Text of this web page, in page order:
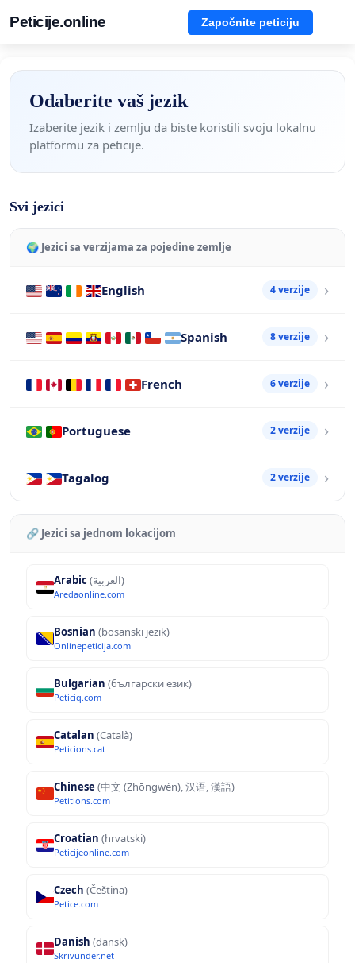
Peticije.online Započnite peticiju
Odaberite vaš jezik
Izaberite jezik i zemlju da biste koristili svoju lokalnu
platformu za peticije.
Svi jezici
🌍 Jezici sa verzijama za pojedine zemlje
English 4 verzije
Spanish 8 verzije
French 6 verzije
Portuguese 2 verzije
Tagalog 2 verzije
🔗 Jezici sa jednom lokacijom
Arabic (العربية)
Aredaonline.com
Bosnian (bosanski jezik)
Onlinepeticija.com
Bulgarian (български език)
Peticiq.com
Catalan (Català)
Peticions.cat
Chinese (中文 (Zhōngwén), 汉语, 漢語)
Petitions.com
Croatian (hrvatski)
Peticijeonline.com
Czech (Čeština)
Petice.com
Danish (dansk)
Skrivunder.net